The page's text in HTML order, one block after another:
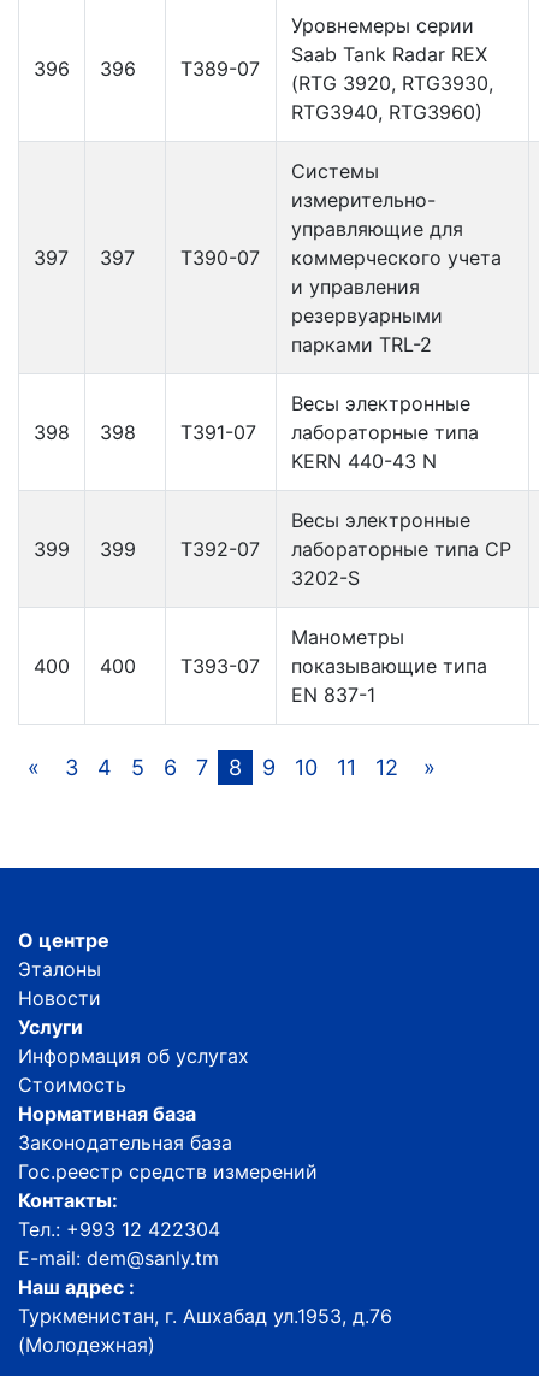
396 396 Т389-07
Уровнемеры серии
Saab Tank Radar REX
(RTG 3920, RTG3930,
RTG3940, RTG3960)
397 397 Т390-07
Системы
измерительно-
управляющие для
коммерческого учета
и управления
резервуарными
парками TRL-2
398 398 Т391-07
Весы электронные
лабораторные типа
KERN 440-43 N
399 399 Т392-07
Весы электронные
лабораторные типа СР
3202-S
400 400 Т393-07
Манометры
показывающие типа
EN 837-1
« 3 4 5 6 7 8 9 10 11 12 »
О центре
Эталоны
Новости
Услуги
Информация об услугах
Стоимость
Нормативная база
Законодательная база
Гос.реестр средств измерений
Контакты:
Тел.: +993 12 422304
E-mail: dem@sanly.tm
Наш адрес :
Туркменистан, г. Ашхабад ул.1953, д.76
(Молодежная)